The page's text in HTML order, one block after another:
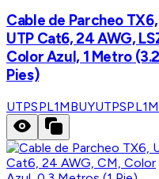
Cable de Parcheo TX6,
UTP Cat6, 24 AWG,
Color Azul, 1 Metro
Pies)
UTPSPL1MBUY